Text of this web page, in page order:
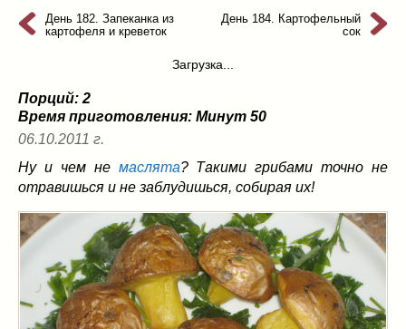
из слоеного теста(8)
на пикник(13)
салаты
сладкие блюда
свекольник(2)
солянка(4)
суп с фрикадельками(8)
суп-пюре(10)
холодные супы (22)
День 182. Запеканка из
картофеля и креветок
День 184. Картофельный
сок
Загрузка...
Порций: 2
Время приготовления: Минут 50
06.10.2011 г.
Ну и чем не маслята? Такими грибами точно не
отравишься и не заблудишься, собирая их!